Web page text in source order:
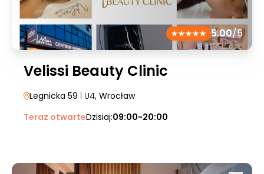
5.00/5
Velissi Beauty Clinic
Legnicka 59 | U4, Wrocław
Teraz otwarteDzisiaj:09:00-20:00